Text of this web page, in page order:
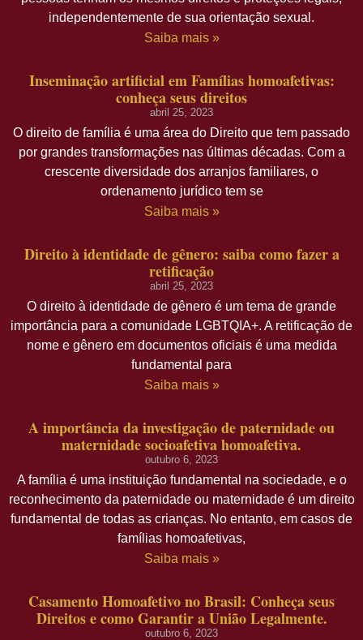
independentemente de sua orientação sexual.
Saiba mais »
Inseminação artificial em Famílias homoafetivas:
conheça seus direitos
abril 25, 2023
O direito de família é uma área do Direito que tem passado
por grandes transformações nas últimas décadas. Com a
crescente diversidade dos arranjos familiares, o
ordenamento jurídico tem se
Saiba mais »
Direito à identidade de gênero: saiba como fazer a
retificação
abril 25, 2023
O direito à identidade de gênero é um tema de grande
importância para a comunidade LGBTQIA+. A retificação de
nome e gênero em documentos oficiais é uma medida
fundamental para
Saiba mais »
A importância da investigação de paternidade ou
maternidade socioafetiva homoafetiva.
outubro 6, 2023
A família é uma instituição fundamental na sociedade, e o
reconhecimento da paternidade ou maternidade é um direito
fundamental de todas as crianças. No entanto, em casos de
famílias homoafetivas,
Saiba mais »
Casamento Homoafetivo no Brasil: Conheça seus
Direitos e como Garantir a União Legalmente.
outubro 6, 2023